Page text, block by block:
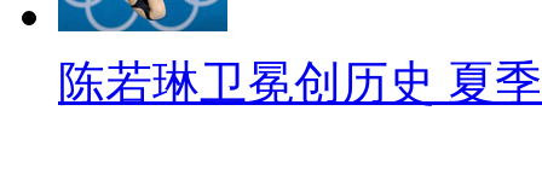
陈若琳卫冕创历史 夏